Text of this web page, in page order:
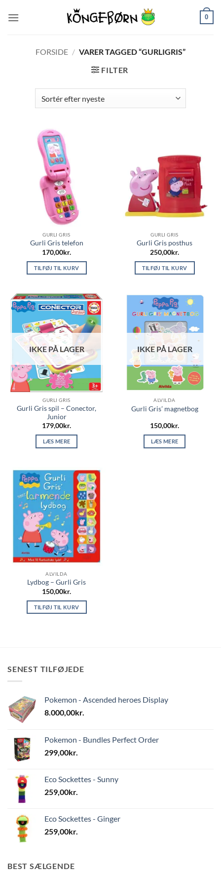
0
FORSIDE / VARER TAGGED “GURLIGRIS”
FILTER
GURLI GRIS
Gurli Gris telefon
170,00kr.
TILFØJ TIL KURV
GURLI GRIS
Gurli Gris posthus
250,00kr.
TILFØJ TIL KURV
IKKE PÅ LAGER
GURLI GRIS
Gurli Gris spil – Conector,
Junior
179,00kr.
LÆS MERE
IKKE PÅ LAGER
ALVILDA
Gurli Gris’ magnetbog
150,00kr.
LÆS MERE
ALVILDA
Lydbog – Gurli Gris
150,00kr.
TILFØJ TIL KURV
SENEST TILFØJEDE
Pokemon - Ascended heroes Display
8.000,00kr.
Pokemon - Bundles Perfect Order
299,00kr.
Eco Sockettes - Sunny
259,00kr.
Eco Sockettes - Ginger
259,00kr.
BEST SÆLGENDE